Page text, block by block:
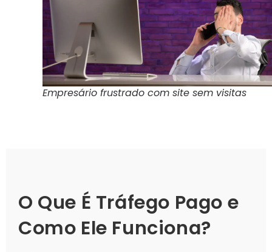
Empresário frustrado com site sem visitas
O Que É Tráfego Pago e
Como Ele Funciona?